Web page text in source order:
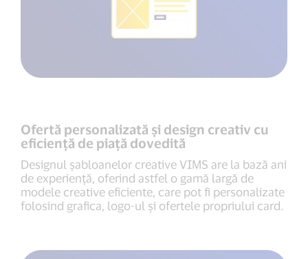
Ofertă personalizată și design creativ cu
eficiență de piață dovedită
Designul șabloanelor creative VIMS are la bază ani
de experiență, oferind astfel o gamă largă de
modele creative eficiente, care pot fi personalizate
folosind grafica, logo-ul şi ofertele propriului card.